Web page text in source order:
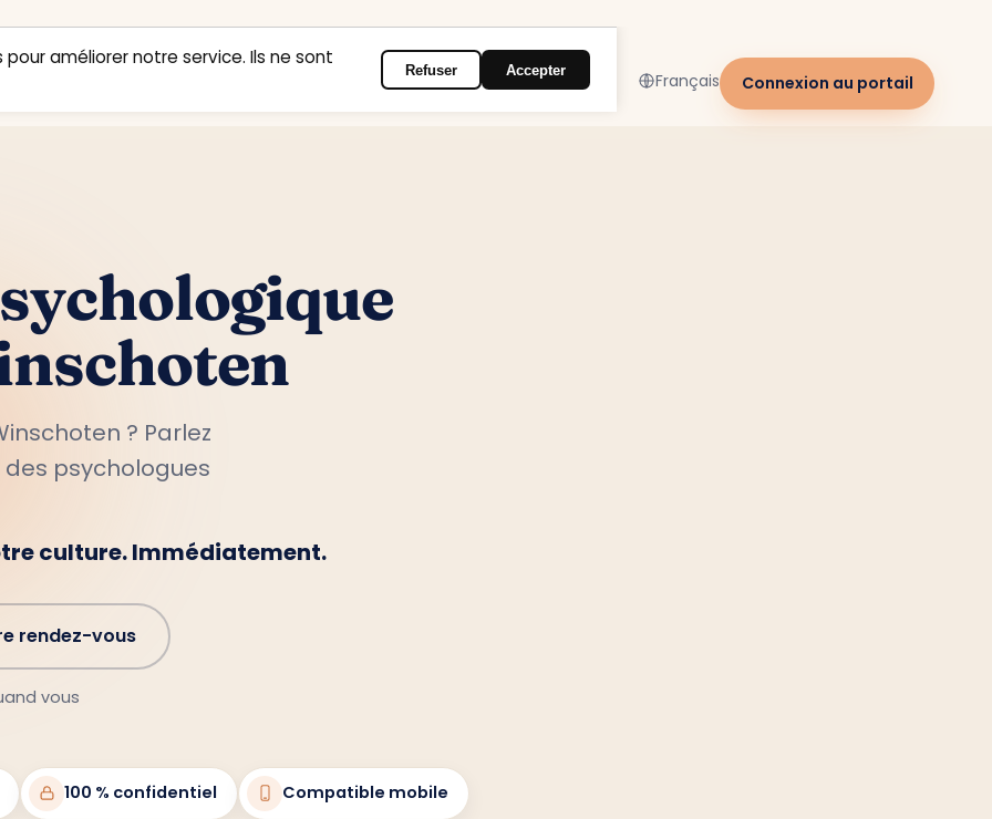
AccueilDomaines d’interventionPsychologuesContact Connexion au portail
? Parlez
psychologues
culture. Immédiatement.
rendez-vous
vous
100 % confidentiel Compatible mobile
améliorer notre service. Ils ne sont